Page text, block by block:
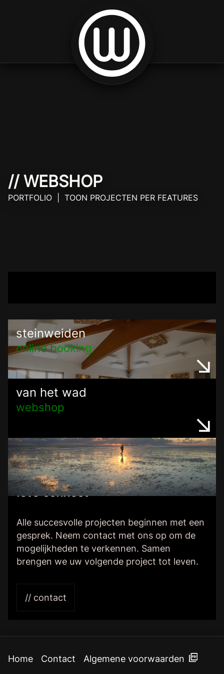
// WEBSHOP
PORTFOLIO | TOON PROJECTEN PER FEATURES
steinweiden
online booking
van het wad
webshop
let’s connect
Alle succesvolle projecten beginnen met een
gesprek. Neem contact met ons op om de
mogelijkheden te verkennen. Samen
brengen we uw volgende project tot leven.
// contact
Home Contact Algemene voorwaarden